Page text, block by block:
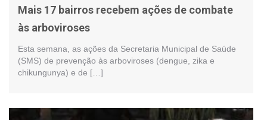
Mais 17 bairros recebem ações de combate
às arboviroses
Esta semana, as ações da Secretaria Municipal de Saúde
(SMS) de prevenção às arboviroses (dengue, zika e
chikungunya) e de […]